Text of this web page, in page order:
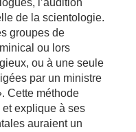
l’audition
de la scientologie.
groupes de
ou lors
ou à une seule
par un ministre
Cette méthode
et explique à ses
auraient un